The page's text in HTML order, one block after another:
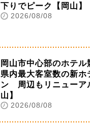
下りでピーク【岡山】
2026/08/08
岡山市中心部のホテ
県内最大客室数の新ホ
ン 周辺もリニューア
山】
2026/08/08